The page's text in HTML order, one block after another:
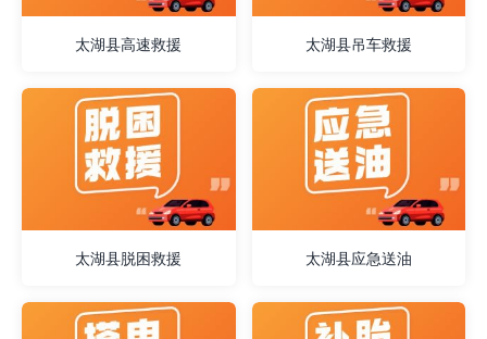
太湖县高速救援 太湖县吊车救援
太湖县脱困救援 太湖县应急送油